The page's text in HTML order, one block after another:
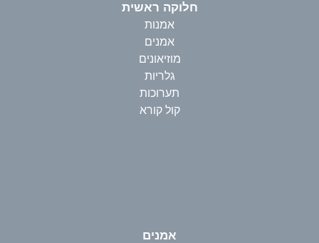
חלוקה ראשית
אמנות
אמנים
מוזיאונים
גלריות
תערוכות
קול קורא
אמנים